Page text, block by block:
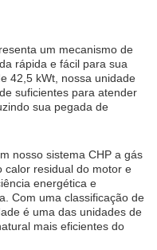
um mecanismo de
rápida e fácil para sua
42,5 kWt, nossa unidade
suficientes para atender
sua pegada de
nosso sistema CHP a gás
calor residual do motor e
energética e
Com uma classificação de
é uma das unidades de
mais eficientes do